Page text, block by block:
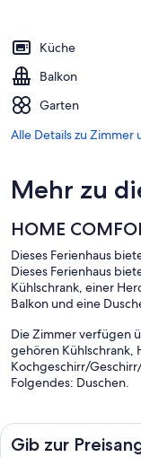
Küche
Balkon
Garten
Alle Details zu
Mehr zu
HOME
Dieses Ferienhaus
Dieses Ferienhaus
Kühlschrank, einer
Balkon und eine
Die Zimmer verfügen
gehören
Kochgeschirr/
Folgendes: Duschen.
Gib zur